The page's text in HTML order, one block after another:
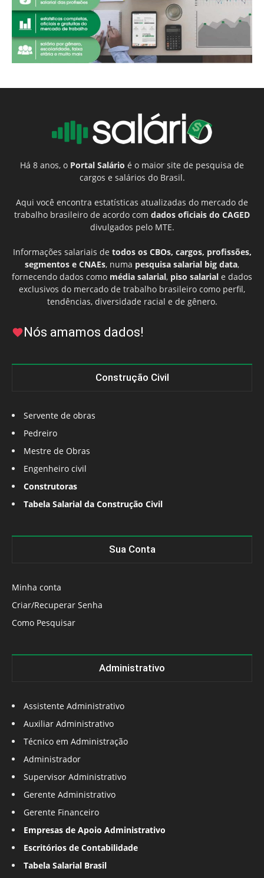
Há 8 anos, o Portal Salário é o maior site de pesquisa de
cargos e salários do Brasil.
Aqui você encontra estatísticas atualizadas do mercado de
trabalho brasileiro de acordo com dados oficiais do CAGED
divulgados pelo MTE.
Informações salariais de todos os CBOs, cargos, profissões,
segmentos e CNAEs, numa pesquisa salarial big data,
fornecendo dados como média salarial, piso salarial e dados
exclusivos do mercado de trabalho brasileiro como perfil,
tendências, diversidade racial e de gênero.
Nós amamos dados!
Construção Civil
Servente de obras
Pedreiro
Mestre de Obras
Engenheiro civil
Construtoras
Tabela Salarial da Construção Civil
Sua Conta
Minha conta
Criar/Recuperar Senha
Como Pesquisar
Administrativo
Assistente Administrativo
Auxiliar Administrativo
Técnico em Administração
Administrador
Supervisor Administrativo
Gerente Administrativo
Gerente Financeiro
Empresas de Apoio Administrativo
Escritórios de Contabilidade
Tabela Salarial Brasil